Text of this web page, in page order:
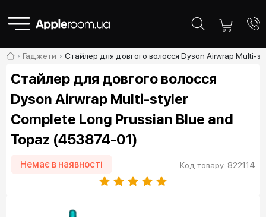
Гаджети Стайлер для довгого волосся Dyson Airwrap Multi-
Стайлер для довгого волосся
Dyson Airwrap Multi-styler
Complete Long Prussian Blue and
Topaz (453874-01)
Немає в наявності Код товару: 822114